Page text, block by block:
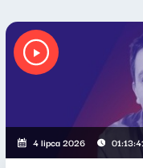
4 lipca 2026